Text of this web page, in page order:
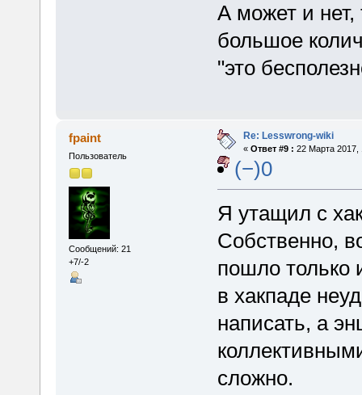
А может и нет,
большое
"это
fpaint
Пользователь
Сообщений: 21
+7/-2
Re: Lesswrong-wiki
« Ответ #9 : 22 Марта 2017,
(−)0
Я утащил с
Собственно,
пошло только
в хакпаде
написать, а
сложно.